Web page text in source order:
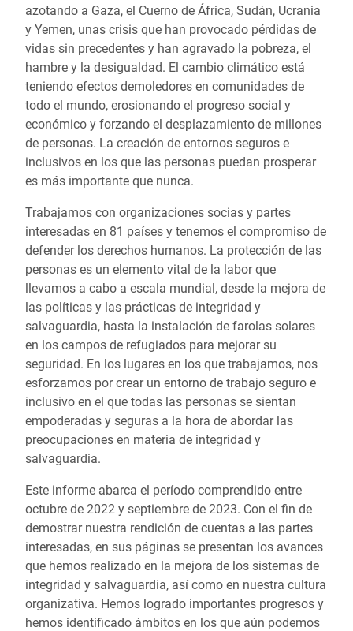
azotando a Gaza, el Cuerno de África, Sudán, Ucrania
y Yemen, unas crisis que han provocado pérdidas de
vidas sin precedentes y han agravado la pobreza, el
hambre y la desigualdad. El cambio climático está
teniendo efectos demoledores en comunidades de
todo el mundo, erosionando el progreso social y
económico y forzando el desplazamiento de millones
de personas. La creación de entornos seguros e
inclusivos en los que las personas puedan prosperar
es más importante que nunca.
Trabajamos con organizaciones socias y partes
interesadas en 81 países y tenemos el compromiso de
defender los derechos humanos. La protección de las
personas es un elemento vital de la labor que
llevamos a cabo a escala mundial, desde la mejora de
las políticas y las prácticas de integridad y
salvaguardia, hasta la instalación de farolas solares
en los campos de refugiados para mejorar su
seguridad. En los lugares en los que trabajamos, nos
esforzamos por crear un entorno de trabajo seguro e
inclusivo en el que todas las personas se sientan
empoderadas y seguras a la hora de abordar las
preocupaciones en materia de integridad y
salvaguardia.
Este informe abarca el período comprendido entre
octubre de 2022 y septiembre de 2023. Con el fin de
demostrar nuestra rendición de cuentas a las partes
interesadas, en sus páginas se presentan los avances
que hemos realizado en la mejora de los sistemas de
integridad y salvaguardia, así como en nuestra cultura
organizativa. Hemos logrado importantes progresos y
hemos identificado ámbitos en los que aún podemos